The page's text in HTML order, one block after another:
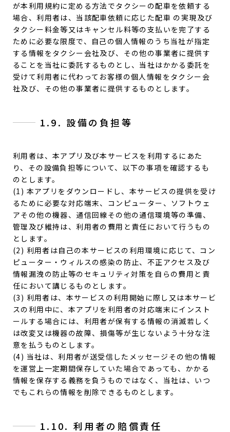
が本利用規約に定める方法でタクシーの配車を依頼する
場合、利用者は、当該配車依頼に応じた配車 の実現及び
タクシー料金等又はキャンセル料等の支払いを完了する
ために必要な限度で、自己の個人情報のうち当社が指定
する情報をタクシー会社及び、その他の事業者に提供す
ることを当社に委託するものとし、当社はかかる委託を
受けて利用者に代わってお客様の個人情報をタクシー会
社及び、その他の事業者に提供するものとします。
1.9. 設備の負担等
利用者は、本アプリ及び本サービスを利用するにあた
り、その設備負担等について、以下の事項を確認するも
のとします。
(1) 本アプリをダウンロードし、本サービスの提供を受け
るために必要な対応端末、コンピューター、ソフトウェ
アその他の機器、通信回線その他の通信環境等の準備、
管理及び維持は、利用者の費用と責任において行うもの
とします。
(2) 利用者は自己の本サービスの利用環境に応じて、コン
ピューター・ウィルスの感染の防止、不正アクセス及び
情報漏洩の防止等のセキュリティ対策を自らの費用と責
任において講じるものとします。
(3) 利用者は、本サービスの利用開始に際し又は本サービ
スの利用中に、本アプリを利用者の対応端末にインスト
ールする場合には、利用者が保有する情報の消滅若しく
は改変又は機器の故障、損傷等が生じないよう十分な注
意を払うものとします。
(4) 当社は、利用者が送受信したメッセージその他の情報
を運営上一定期間保存していた場合であっても、かかる
情報を保存する義務を負うものではなく、当社は、いつ
でもこれらの情報を削除できるものとします。
1.10. 利用者の賠償責任